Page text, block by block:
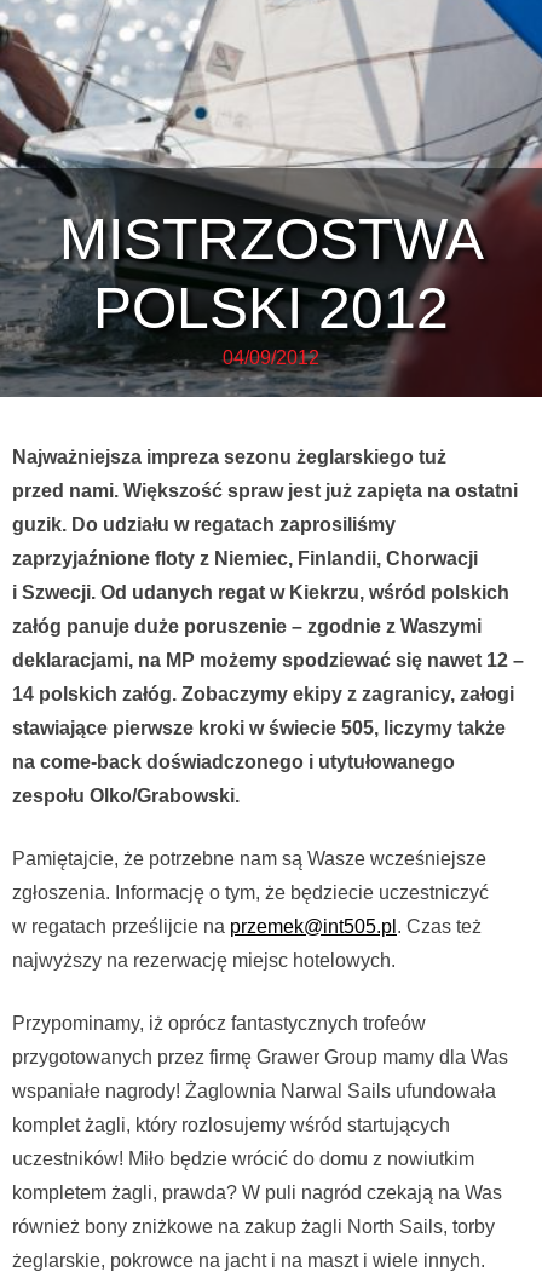
MISTRZOSTWA
POLSKI 2012
04/09/2012
Najważniejsza impreza sezonu żeglarskiego tuż
przed nami. Większość spraw jest już zapięta na ostatni
guzik. Do udziału w regatach zaprosiliśmy
zaprzyjaźnione floty z Niemiec, Finlandii, Chorwacji
i Szwecji. Od udanych regat w Kiekrzu, wśród polskich
załóg panuje duże poruszenie – zgodnie z Waszymi
deklaracjami, na MP możemy spodziewać się nawet 12 –
14 polskich załóg. Zobaczymy ekipy z zagranicy, załogi
stawiające pierwsze kroki w świecie 505, liczymy także
na come-back doświadczonego i utytułowanego
zespołu Olko/Grabowski.
Pamiętajcie, że potrzebne nam są Wasze wcześniejsze
zgłoszenia. Informację o tym, że będziecie uczestniczyć
w regatach prześlijcie na przemek@int505.pl . Czas też
najwyższy na rezerwację miejsc hotelowych.
Przypominamy, iż oprócz fantastycznych trofeów
przygotowanych przez firmę Grawer Group mamy dla Was
wspaniałe nagrody! Żaglownia Narwal Sails ufundowała
komplet żagli, który rozlosujemy wśród startujących
uczestników! Miło będzie wrócić do domu z nowiutkim
kompletem żagli, prawda? W puli nagród czekają na Was
również bony zniżkowe na zakup żagli North Sails, torby
żeglarskie, pokrowce na jacht i na maszt i wiele innych.